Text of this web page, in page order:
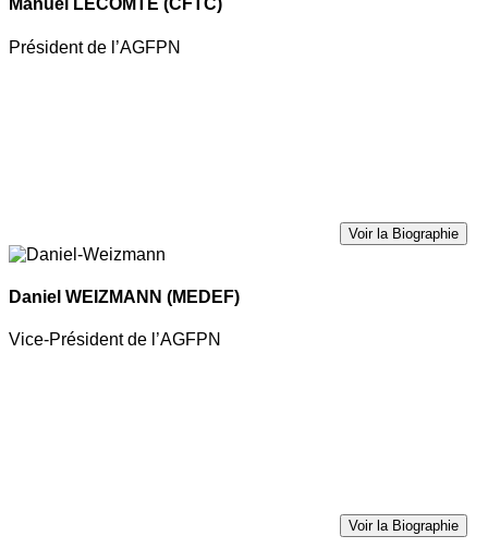
Manuel LECOMTE (CFTC)
Président de l’AGFPN
Voir la Biographie
Daniel WEIZMANN (MEDEF)
Vice-Président de l’AGFPN
Voir la Biographie